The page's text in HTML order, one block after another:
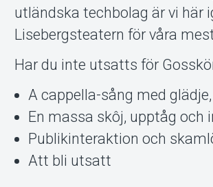
utländska techbolag är vi här
Lisebergsteatern för våra
Har du inte utsatts för
A cappella-sång med
En massa skôj, upptåg och
Publikinteraktion och
Att bli utsatt